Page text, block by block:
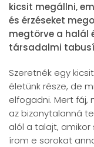
kicsit megállni,
és érzéseket
megtörve a halál
társadalmi
Szeretnék egy
életünk része, de
elfogadni. Mert fáj,
az bizonytalanná
alól a talajt, amikor
írom e sorokat